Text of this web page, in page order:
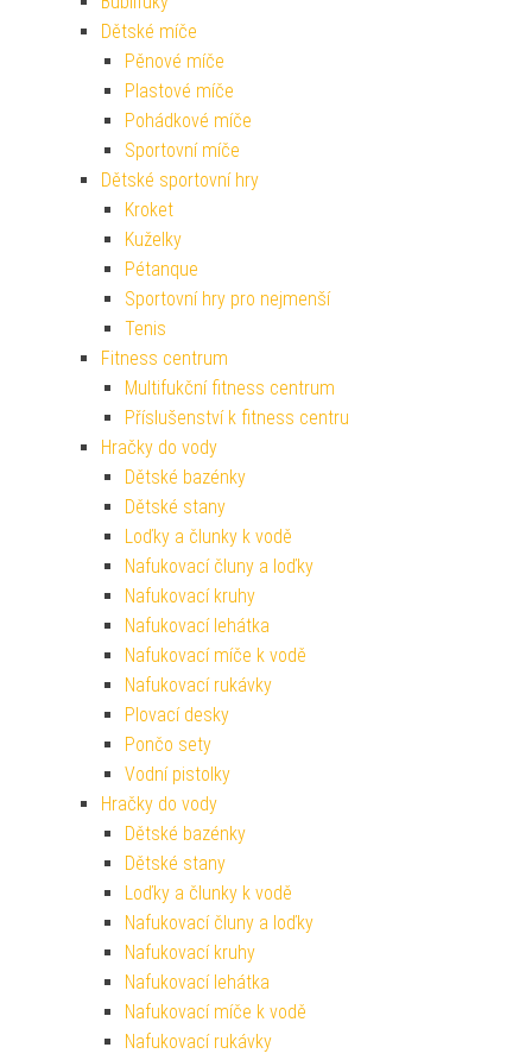
Dětské míče
Pěnové míče
Plastové míče
Pohádkové míče
Sportovní míče
Dětské sportovní hry
Kroket
Kuželky
Pétanque
Sportovní hry pro nejmenší
Tenis
Fitness centrum
Multifukční fitness centrum
Příslušenství k fitness centru
Hračky do vody
Dětské bazénky
Dětské stany
Loďky a člunky k vodě
Nafukovací čluny a loďky
Nafukovací kruhy
Nafukovací lehátka
Nafukovací míče k vodě
Nafukovací rukávky
Plovací desky
Pončo sety
Vodní pistolky
Hračky do vody
Dětské bazénky
Dětské stany
Loďky a člunky k vodě
Nafukovací čluny a loďky
Nafukovací kruhy
Nafukovací lehátka
Nafukovací míče k vodě
Nafukovací rukávky